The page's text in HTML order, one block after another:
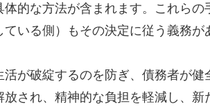
的な方法が含まれます。これらの
いる側）もその決定に従う義務が
が破綻するのを防ぎ、債務者が健
され、精神的な負担を軽減し、